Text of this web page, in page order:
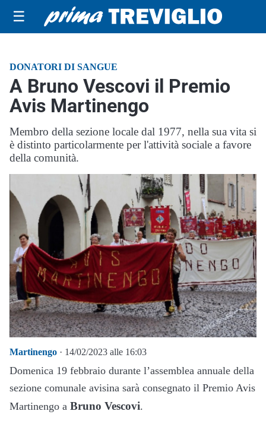
☰
DONATORI DI SANGUE
A Bruno Vescovi il Premio
Avis Martinengo
Membro della sezione locale dal 1977, nella sua vita si
è distinto particolarmente per l'attività sociale a favore
della comunità.
Martinengo · 14/02/2023 alle 16:03
Domenica 19 febbraio durante l’assemblea annuale della
sezione comunale avisina sarà consegnato il Premio Avis
Martinengo a Bruno Vescovi.